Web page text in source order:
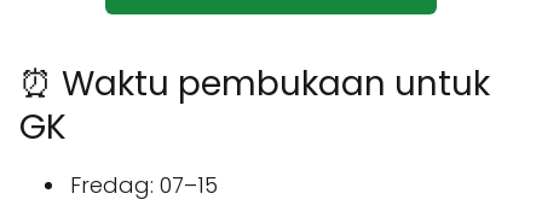
⏰ Waktu pembukaan untuk
GK
Fredag: 07–15